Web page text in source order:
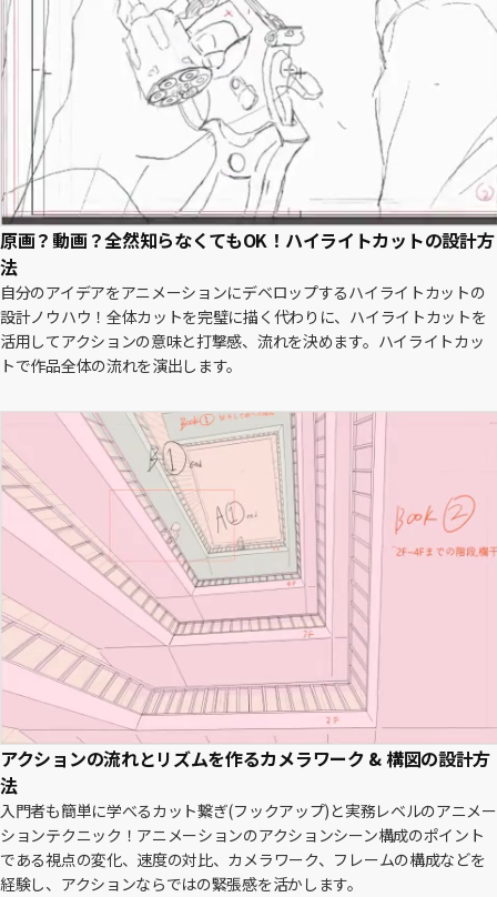
原画？動画？全然知らなくてもOK！ハイライトカットの設計方
法
自分のアイデアをアニメーションにデベロップするハイライトカットの
設計ノウハウ！全体カットを完璧に描く代わりに、ハイライトカットを
活用してアクションの意味と打撃感、流れを決めます。ハイライトカッ
トで作品全体の流れを演出します。
アクションの流れとリズムを作るカメラワーク & 構図の設計方
法
入門者も簡単に学べるカット繋ぎ(フックアップ)と実務レベルのアニメー
ションテクニック！アニメーションのアクションシーン構成のポイント
である視点の変化、速度の対比、カメラワーク、フレームの構成などを
経験し、アクションならではの緊張感を活かします。